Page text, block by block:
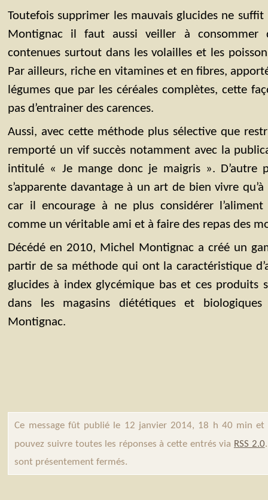
Toutefois supprimer les mauvais glucides ne
Montignac il faut aussi veiller à consommer
contenues surtout dans les volailles et les
Par ailleurs, riche en vitamines et en fibres,
légumes que par les céréales complètes, cette
pas d’entrainer des carences.
Aussi, avec cette méthode plus sélective que
remporté un vif succès notamment avec la
intitulé « Je mange donc je maigris ». D’autre
s’apparente davantage à un art de bien vivre
car il encourage à ne plus considérer
comme un véritable ami et à faire des repas des
Décédé en 2010, Michel Montignac a créé un
partir de sa méthode qui ont la caractéristique
glucides à index glycémique bas et ces produits
dans les magasins diététiques et
Montignac.
Ce message fût publié le 12 janvier 2014, 18 h 40 min et
pouvez suivre toutes les réponses à cette entrés via RSS 2.0
sont présentement fermés.